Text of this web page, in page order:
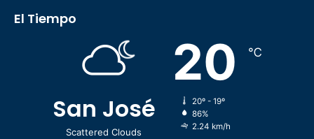
El Tiempo
San José
Scattered Clouds
20 ℃
20º - 19º
86%
2.24 km/h